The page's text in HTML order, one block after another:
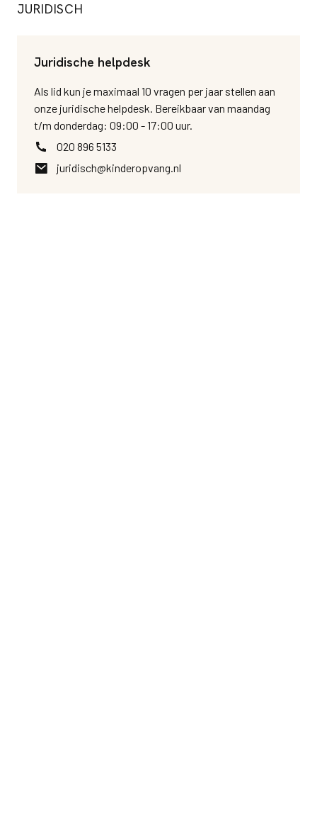
JURIDISCH
Juridische helpdesk
Als lid kun je maximaal 10 vragen per jaar stellen aan
onze juridische helpdesk. Bereikbaar van maandag
t/m donderdag: 09:00 - 17:00 uur.
020 896 5133
juridisch@kinderopvang.nl